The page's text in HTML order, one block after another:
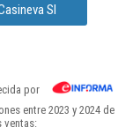
Sl
por
entre 2023 y 2024 de
ventas: